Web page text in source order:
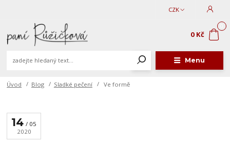
Menu
CZK
0 Kč
Úvod Blog Sladké pečení Ve formě
14
05
2020